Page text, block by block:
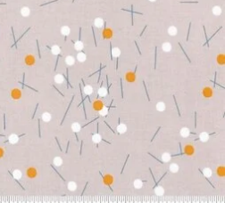
TOEVOEGEN AAN WINKELWAGEN